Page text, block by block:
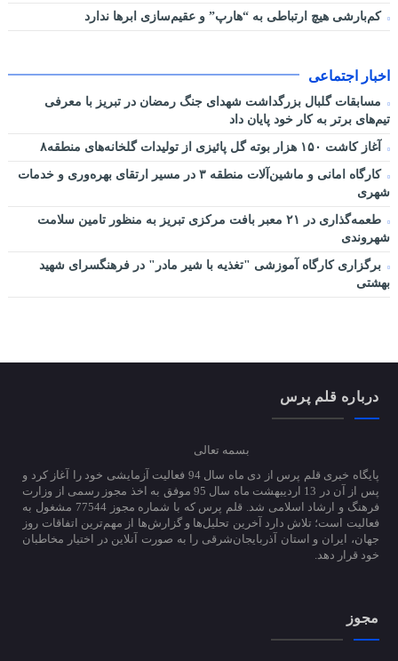
کم‌بارشی هیچ ارتباطی به “هارپ” و عقیم‌سازی ابرها ندارد
اخبار اجتماعی
مسابقات گلبال بزرگداشت شهدای جنگ رمضان در تبریز با معرفی
تیم‌های برتر به کار خود پایان داد
آغاز کاشت ۱۵۰ هزار بوته گل پائیزی از تولیدات گلخانه‌های منطقه۸
کارگاه امانی و ماشین‌آلات منطقه ۳ در مسیر ارتقای بهره‌وری و خدمات
شهری
طعمه‌گذاری در ۲۱ معبر بافت مرکزی تبریز به منظور تامین سلامت
شهروندی
برگزاری کارگاه آموزشی "تغذیه با شیر مادر" در فرهنگسرای شهید
بهشتی
درباره قلم پرس
بسمه تعالی
پایگاه خبری قلم پرس از دی ماه سال 94 فعالیت آزمایشی خود را آغاز کرد و
پس از آن در 13 اردیبهشت ماه سال 95 موفق به اخذ مجوز رسمی از وزارت
فرهنگ و ارشاد اسلامی شد. قلم پرس که با شماره مجوز 77544 مشغول به
فعالیت است؛ تلاش دارد آخرین تحلیل‌ها و گزارش‌ها از مهم‌ترین اتفاقات روز
جهان، ایران و استان آذربایجان‌شرقی را به صورت آنلاین در اختیار مخاطبان
خود قرار دهد.
مجوز